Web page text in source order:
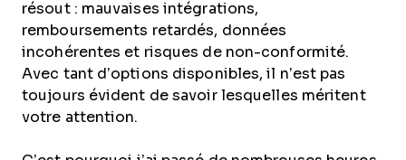
résout : mauvaises intégrations,
remboursements retardés, données
incohérentes et risques de non-conformité.
Avec tant d’options disponibles, il n’est pas
toujours évident de savoir lesquelles méritent
votre attention.